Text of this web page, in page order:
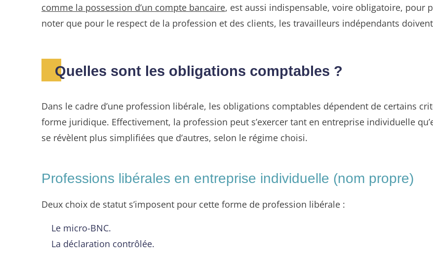
comme la possession d’un compte bancaire, est aussi indispensable, voire obligatoire, pour
noter que pour le respect de la profession et des clients, les travailleurs indépendants
Quelles sont les obligations comptables ?
Dans le cadre d’une profession libérale, les obligations comptables dépendent de certains
forme juridique. Effectivement, la profession peut s’exercer tant en entreprise individuelle
se révèlent plus simplifiées que d’autres, selon le régime choisi.
Professions libérales en entreprise individuelle (nom propre)
Deux choix de statut s’imposent pour cette forme de profession libérale :
Le micro-BNC.
La déclaration contrôlée.